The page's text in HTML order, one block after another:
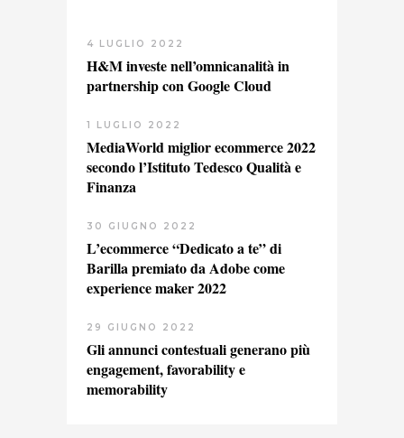
4 LUGLIO 2022
H&M investe nell’omnicanalità in
partnership con Google Cloud
1 LUGLIO 2022
MediaWorld miglior ecommerce 2022
secondo l’Istituto Tedesco Qualità e
Finanza
30 GIUGNO 2022
L’ecommerce “Dedicato a te” di
Barilla premiato da Adobe come
experience maker 2022
29 GIUGNO 2022
Gli annunci contestuali generano più
engagement, favorability e
memorability